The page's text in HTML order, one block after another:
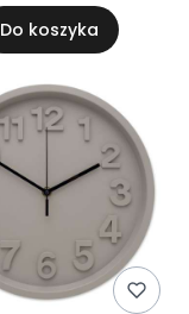
Do koszyka